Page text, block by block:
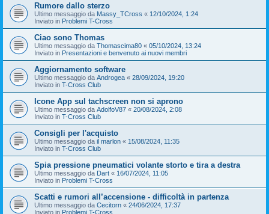
Rumore dallo sterzo
Ultimo messaggio da Massy_TCross « 12/10/2024, 1:24
Inviato in Problemi T-Cross
Ciao sono Thomas
Ultimo messaggio da Thomascima80 « 05/10/2024, 13:24
Inviato in Presentazioni e benvenuto ai nuovi membri
Aggiornamento software
Ultimo messaggio da Androgea « 28/09/2024, 19:20
Inviato in T-Cross Club
Icone App sul tachscreen non si aprono
Ultimo messaggio da AdolfoV87 « 20/08/2024, 2:08
Inviato in T-Cross Club
Consigli per l'acquisto
Ultimo messaggio da il marlon « 15/08/2024, 11:35
Inviato in T-Cross Club
Spia pressione pneumatici volante storto e tira a destra
Ultimo messaggio da Dart « 16/07/2024, 11:05
Inviato in Problemi T-Cross
Scatti e rumori all’accensione - difficoltà in partenza
Ultimo messaggio da Cecitorn « 24/06/2024, 17:37
Inviato in Problemi T-Cross